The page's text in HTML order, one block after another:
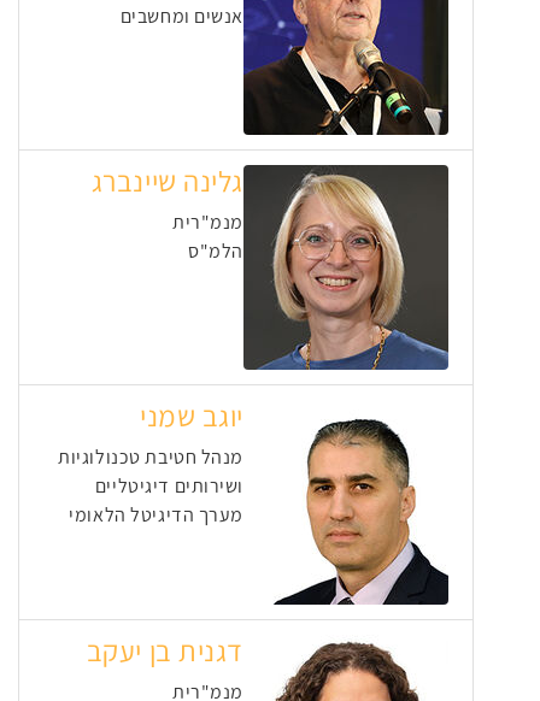
אנשים ומחשבים
גלינה שיינברג
מנמ"רית
הלמ"ס
יוגב שמני
מנהל חטיבת טכנולוגיות
ושירותים דיגיטליים
מערך הדיגיטל הלאומי
דגנית בן יעקב
מנמ"רית